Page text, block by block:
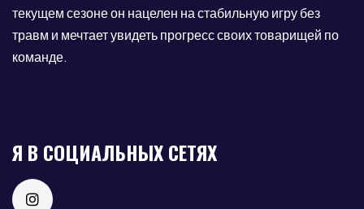
текущем сезоне он нацелен на стабильную игру без
травм и мечтает увидеть прогресс своих товарищей по
команде.
Я В СОЦИАЛЬНЫХ СЕТЯХ
